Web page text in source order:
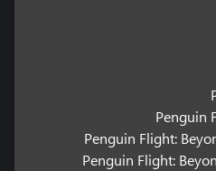
Penguin
Penguin Flight:
Penguin Flight: